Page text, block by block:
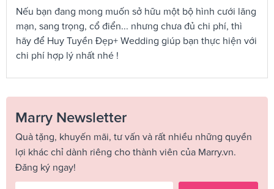
Nếu bạn đang mong muốn sở hữu một bộ hình cưới lãng
mạn, sang trọng, cổ điển... nhưng chưa đủ chi phí, thì
hãy để Huy Tuyền Đẹp+ Wedding giúp bạn thực hiện với
chi phí hợp lý nhất nhé !
Marry Newsletter
Quà tặng, khuyến mãi, tư vấn và rất nhiều những quyền
lợi khác chỉ dành riêng cho thành viên của Marry.vn.
Đăng ký ngay!